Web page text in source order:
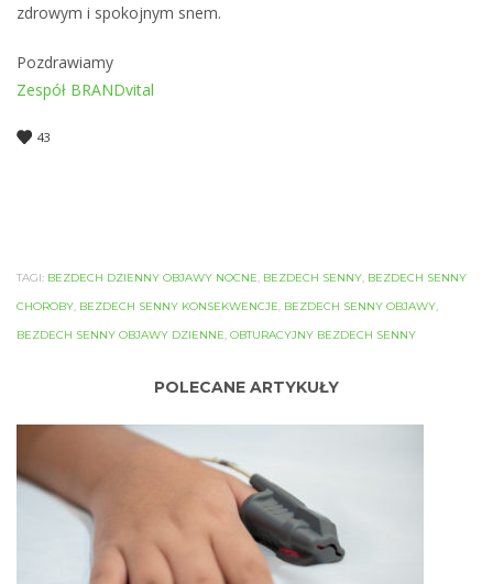
zdrowym i spokojnym snem.
Pozdrawiamy
Zespół BRANDvital
43
TAGI: BEZDECH DZIENNY OBJAWY NOCNE, BEZDECH SENNY, BEZDECH SENNY
CHOROBY, BEZDECH SENNY KONSEKWENCJE, BEZDECH SENNY OBJAWY,
BEZDECH SENNY OBJAWY DZIENNE, OBTURACYJNY BEZDECH SENNY
POLECANE ARTYKUŁY